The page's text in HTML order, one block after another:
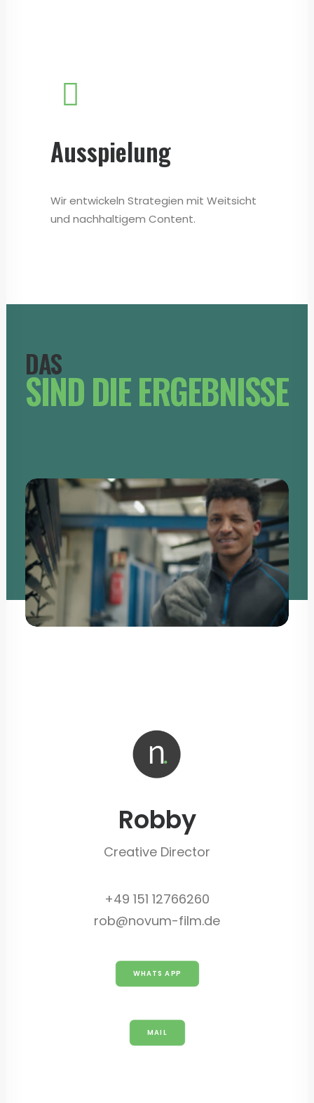
Ausspielung
Wir entwickeln Strategien mit Weitsicht
und nachhaltigem Content.
DAS
SIND DIE ERGEBNISSE
Robby
Creative Director
+49 151 12766260
rob@novum-film.de
WHATS APP
MAIL